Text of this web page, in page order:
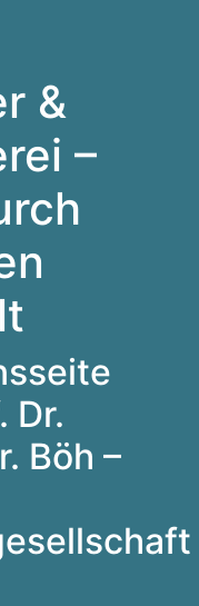
&
–
Dr.
Böh –